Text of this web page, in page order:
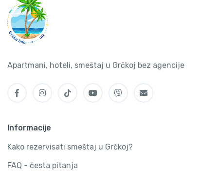
Apartmani, hoteli, smeštaj u Grčkoj bez agencije
Informacije
Kako rezervisati smeštaj u Grčkoj?
FAQ - česta pitanja